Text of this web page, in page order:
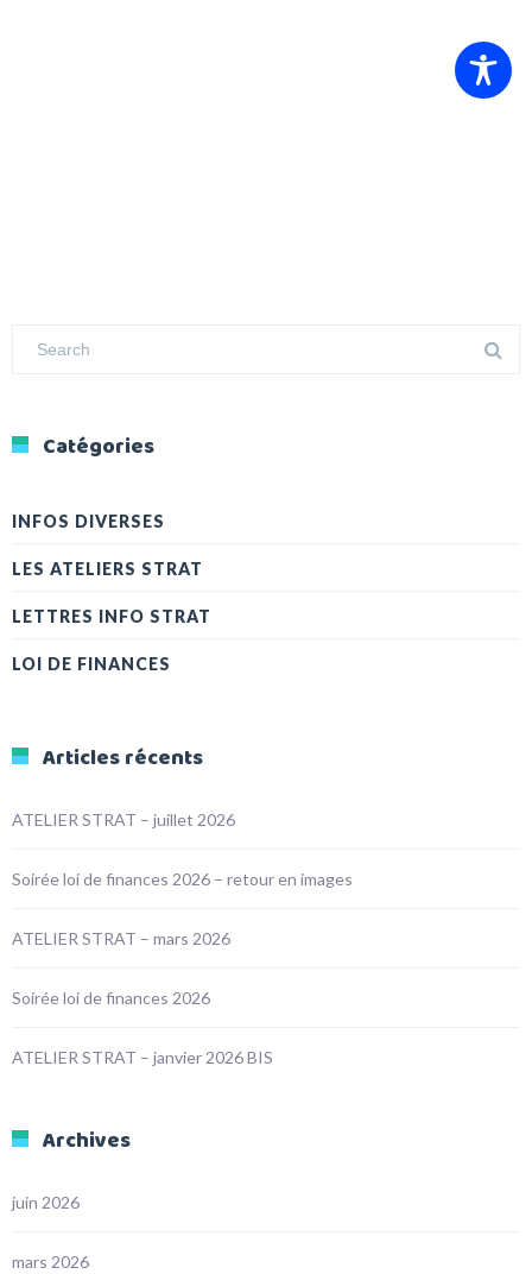
Catégories
INFOS DIVERSES
LES ATELIERS STRAT
LETTRES INFO STRAT
LOI DE FINANCES
Articles récents
ATELIER STRAT – juillet 2026
Soirée loi de finances 2026 – retour en images
ATELIER STRAT – mars 2026
Soirée loi de finances 2026
ATELIER STRAT – janvier 2026 BIS
Archives
juin 2026
mars 2026